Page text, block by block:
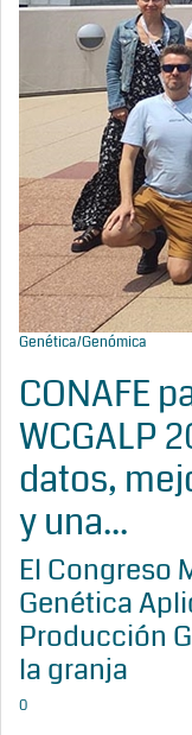
Genética/Genómica
CONAFE
WCGALP
datos,
y una...
El Congreso
Genética
Producción
la granja
0